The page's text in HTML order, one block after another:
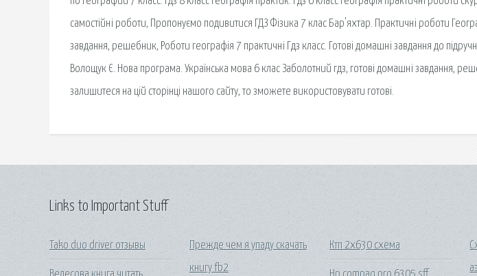
самостійні роботи, Пропонуємо подивитися ГДЗ Фізика 7 клас Бар'яхтар. Практичні роботи
завдання, решебник, Роботи географія 7 практичні Гдз класс. Готові домашні завдання до
Волощук Є. Нова програма. Українська мова 6 клас Заболотний гдз, готові домашні завдання,
залишитеся на цій сторінці нашого сайту, то зможете використовувати готові.
Links to Important Stuff
Tako duo driver отзывы
Прежде чем я упаду скачать
книгу fb2
Ктп 2х630 схема